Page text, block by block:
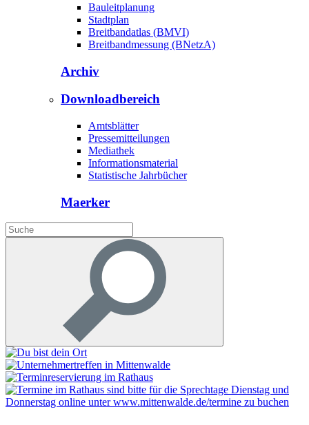
Bauleitplanung
Stadtplan
Breitbandatlas (BMVI)
Breitbandmessung (BNetzA)
Archiv
Downloadbereich
Amtsblätter
Pressemitteilungen
Mediathek
Informationsmaterial
Statistische Jahrbücher
Maerker